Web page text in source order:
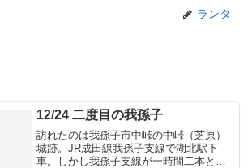
ランタ
12/24 二度目の我孫子
訪れたのは我孫子市中峠の中峠（芝原）
城跡。JR成田線我孫子支線で湖北駅下
車。しかし我孫子支線が一時間二本とは